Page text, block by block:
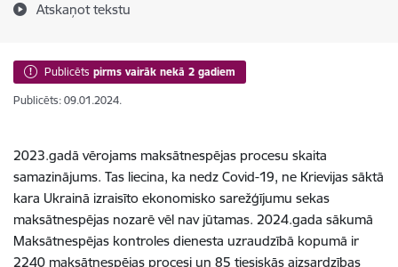
Atskaņot tekstu
Publicēts pirms vairāk nekā 2 gadiem
Publicēts: 09.01.2024.
2023.gadā vērojams maksātnespējas procesu skaita
samazinājums. Tas liecina, ka nedz Covid-19, ne Krievijas sāktā
kara Ukrainā izraisīto ekonomisko sarežģījumu sekas
maksātnespējas nozarē vēl nav jūtamas. 2024.gada sākumā
Maksātnespējas kontroles dienesta uzraudzībā kopumā ir
2240 maksātnespējas procesi un 85 tiesiskās aizsardzības